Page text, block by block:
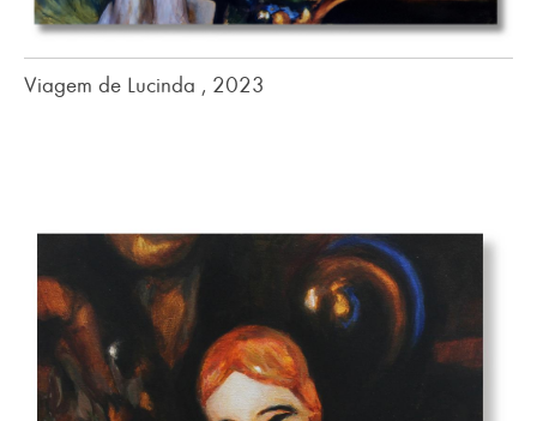
Viagem de Lucinda , 2023